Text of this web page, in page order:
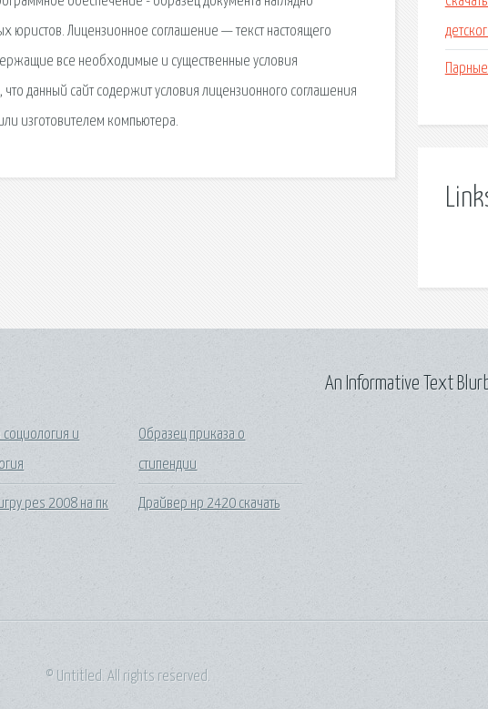
юристов. Лицензионное соглашение — текст настоящего
все необходимые и существенные условия
данный сайт содержит условия лицензионного соглашения
изготовителем компьютера.
и
pes 2008 на пк
Образец приказа о
стипендии
Драйвер нр 2420 скачать
An Informative Text
© Untitled. All rights reserved.